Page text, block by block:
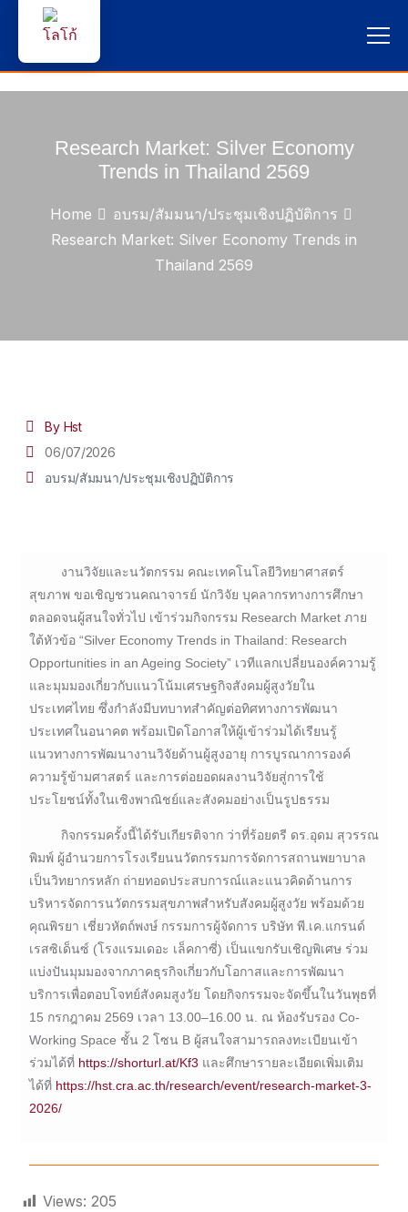
หน้าแรก
ผู้สนใจสมัครเรียน
คณาจารย์และบุคลากร
Research Market: Silver Economy
Trends in Thailand 2569
Home
อบรม/สัมมนา/ประชุมเชิงปฏิบัติการ
Research Market: Silver Economy Trends in
Thailand 2569
By Hst
06/07/2026
อบรม/สัมมนา/ประชุมเชิงปฏิบัติการ
งานวิจัยและนวัตกรรม คณะเทคโนโลยีวิทยาศาสตร์
สุขภาพ ขอเชิญชวนคณาจารย์ นักวิจัย บุคลากรทางการศึกษา
ตลอดจนผู้สนใจทั่วไป เข้าร่วมกิจกรรม Research Market ภาย
ใต้หัวข้อ “Silver Economy Trends in Thailand: Research
Opportunities in an Ageing Society” เวทีแลกเปลี่ยนองค์ความรู้
และมุมมองเกี่ยวกับแนวโน้มเศรษฐกิจสังคมผู้สูงวัยใน
ประเทศไทย ซึ่งกำลังมีบทบาทสำคัญต่อทิศทางการพัฒนา
ประเทศในอนาคต พร้อมเปิดโอกาสให้ผู้เข้าร่วมได้เรียนรู้
แนวทางการพัฒนางานวิจัยด้านผู้สูงอายุ การบูรณาการองค์
ความรู้ข้ามศาสตร์ และการต่อยอดผลงานวิจัยสู่การใช้
ประโยชน์ทั้งในเชิงพาณิชย์และสังคมอย่างเป็นรูปธรรม
กิจกรรมครั้งนี้ได้รับเกียรติจาก ว่าที่ร้อยตรี ดร.อุดม สุวรรณ
พิมพ์ ผู้อำนวยการโรงเรียนนวัตกรรมการจัดการสถานพยาบาล
เป็นวิทยากรหลัก ถ่ายทอดประสบการณ์และแนวคิดด้านการ
บริหารจัดการนวัตกรรมสุขภาพสำหรับสังคมผู้สูงวัย พร้อมด้วย
คุณพิรยา เชี่ยวหัตถ์พงษ์ กรรมการผู้จัดการ บริษัท พี.เค.แกรนด์
เรสซิเด็นซ์ (โรงแรมเดอะ เล็คกาซี่) เป็นแขกรับเชิญพิเศษ ร่วม
แบ่งปันมุมมองจากภาคธุรกิจเกี่ยวกับโอกาสและการพัฒนา
บริการเพื่อตอบโจทย์สังคมสูงวัย โดยกิจกรรมจะจัดขึ้นในวันพุธที่
15 กรกฎาคม 2569 เวลา 13.00–16.00 น. ณ ห้องรับรอง Co-
Working Space ชั้น 2 โซน B ผู้สนใจสามารถลงทะเบียนเข้า
ร่วมได้ที่ https://shorturl.at/Kf3 และศึกษารายละเอียดเพิ่มเติม
ได้ที่ https://hst.cra.ac.th/research/event/research-market-3-
2026/
Views: 205